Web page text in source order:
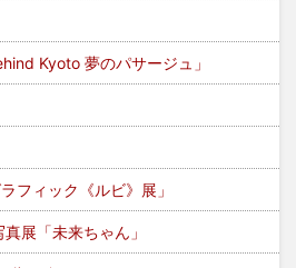
Kyoto 夢のパサージュ」
フィック《ルビ》展」
展「未来ちゃん」